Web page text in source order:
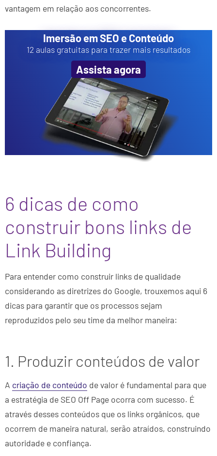
vantagem em relação aos concorrentes.
Imersão em SEO e Conteúdo
12 aulas gratuitas para trazer mais resultados
Assista agora
6 dicas de como
construir bons links de
Link Building
Para entender como construir links de qualidade
considerando as diretrizes do Google, trouxemos aqui 6
dicas para garantir que os processos sejam
reproduzidos pelo seu time da melhor maneira:
1. Produzir conteúdos de valor
A criação de conteúdo de valor é fundamental para que
a estratégia de SEO Off Page ocorra com sucesso. É
através desses conteúdos que os links orgânicos, que
ocorrem de maneira natural, serão atraídos, construindo
autoridade e confiança.